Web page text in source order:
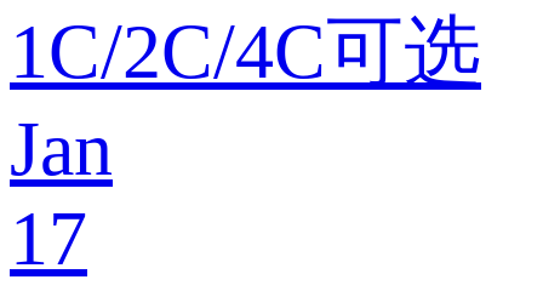
1C/2C/4C可选
Jan
17